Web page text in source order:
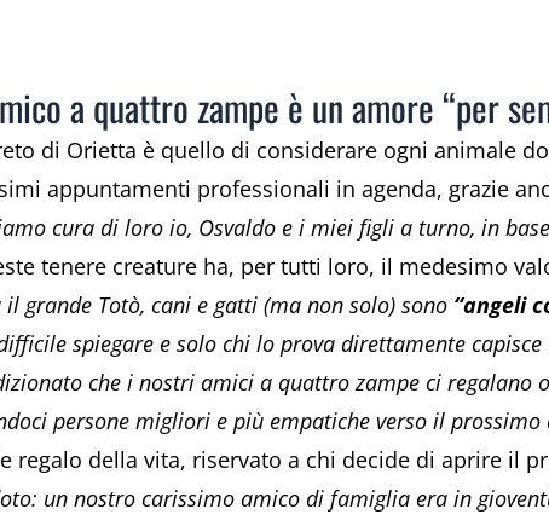
a quattro zampe è un amore “per
di Orietta è quello di considerare ogni animale
appuntamenti professionali in agenda, grazie
cura di loro io, Osvaldo e i miei figli a turno, in
tenere creature ha, per tutti loro, il medesimo
il grande Totò, cani e gatti (ma non solo) sono “angeli
spiegare e solo chi lo prova direttamente
che i nostri amici a quattro zampe ci
persone migliori e più empatiche verso il prossimo
regalo della vita, riservato a chi decide di aprire il
un nostro carissimo amico di famiglia era in